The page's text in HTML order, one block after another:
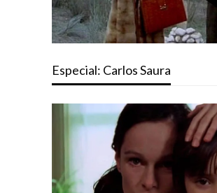
Especial: Carlos Saura